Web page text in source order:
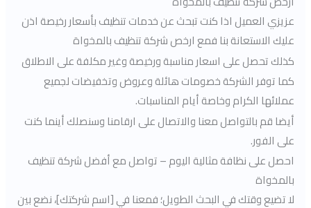
عزيزي العميل اذا كنت تبحث عن خدمات تنظيف بأسعار رخيصة اذن
عليك الاستعانة بنا فمع ارخص شركة تنظيف بالمخواة
كذلك تحصل على اسعار مناسبة ورخيصة وغير مكلفة على الاطلاق
كما توفر الشركة خصومات هائلة وعروض وتخفيضات لجميع
عملائها الكرام وخاصة أيام المناسبات.
أيضا قم بالتواصل معنا والاتصال على ارقامنا وسنصلك أينما كنت
على الفور.
احصل على نظافة مثالية اليوم – تواصل مع أفضل شركة تنظيف
بالمخواة
لا تضيع وقتك في البحث الطويل؛ فمعنا في [اسم شركتك]، نضع بين